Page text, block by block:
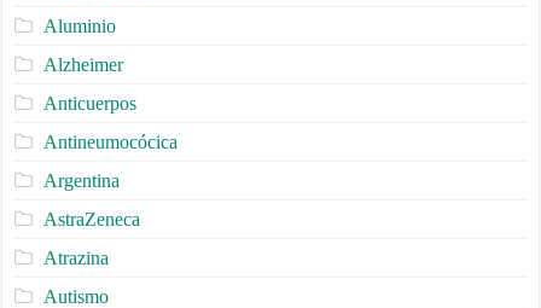
Aluminio
Alzheimer
Anticuerpos
Antineumocócica
Argentina
AstraZeneca
Atrazina
Autismo